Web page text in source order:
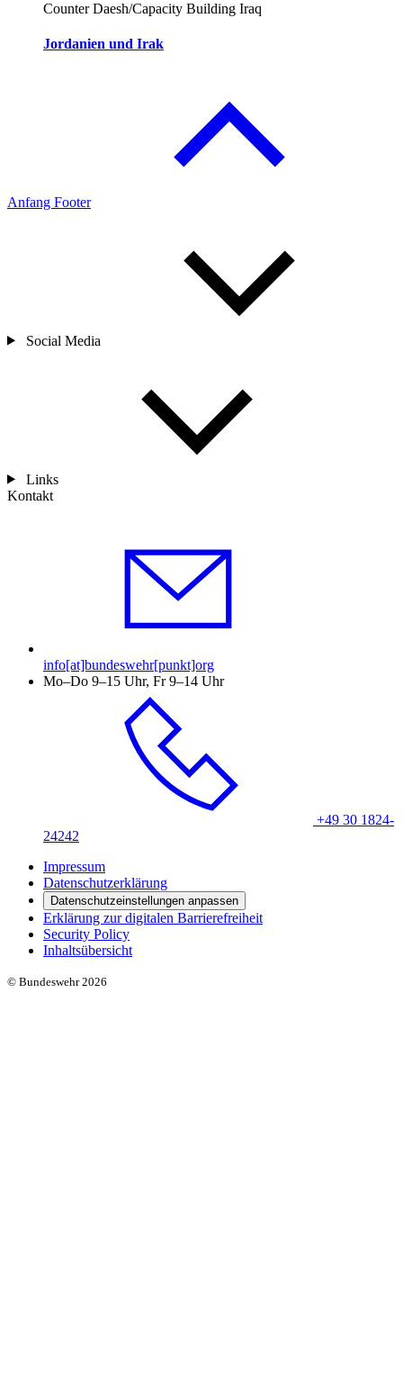
Counter Daesh/Capacity Building Iraq
Jordanien und Irak
Anfang Footer
Social Media
Links
Kontakt
info[at]bundeswehr[punkt]org
Mo–Do 9–15 Uhr, Fr 9–14 Uhr
+49 30 1824-
24242
Impressum
Datenschutzerklärung
Datenschutzeinstellungen anpassen
Erklärung zur digitalen Barrierefreiheit
Security Policy
Inhaltsübersicht
© Bundeswehr 2026